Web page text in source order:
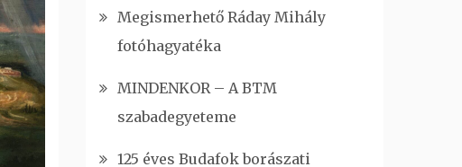
Megismerhető Ráday Mihály
fotóhagyatéka
MINDENKOR – A BTM
szabadegyeteme
125 éves Budafok borászati